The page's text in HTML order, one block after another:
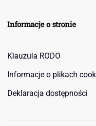
Informacje o stronie
Klauzula RODO
Informacje o plikach
Deklaracja dostępności